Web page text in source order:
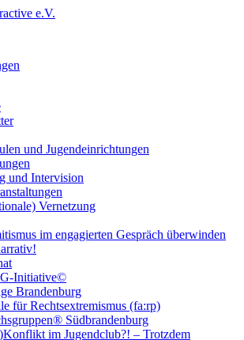
und Jugendeinrichtungen
und Intervision
Vernetzung
im engagierten Gespräch überwinden
Initiative©
Brandenburg
für Rechtsextremismus (fa:rp)
Südbrandenburg
im Jugendclub?! – Trotzdem